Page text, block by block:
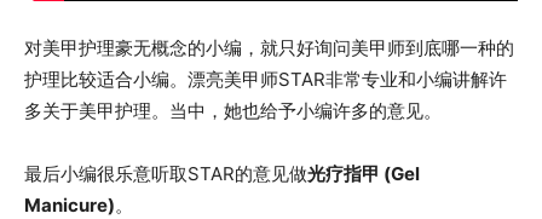
对美甲护理豪无概念的小编，就只好询问美甲师到底哪一种的
护理比较适合小编。漂亮美甲师STAR非常专业和小编讲解许
多关于美甲护理。当中，她也给予小编许多的意见。
最后小编很乐意听取STAR的意见做光疗指甲 (Gel
Manicure)。